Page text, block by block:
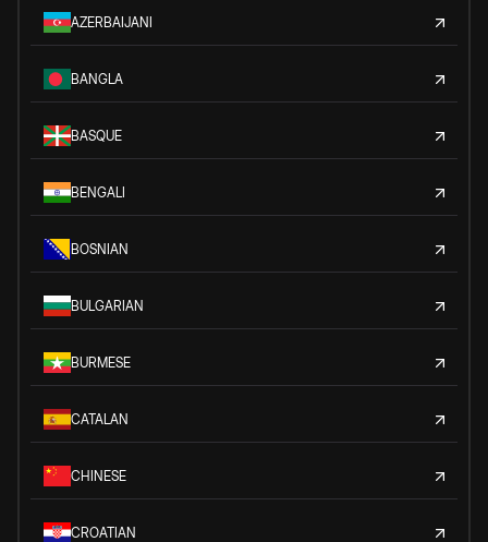
AZERBAIJANI
BANGLA
BASQUE
BENGALI
BOSNIAN
BULGARIAN
BURMESE
CATALAN
CHINESE
CROATIAN